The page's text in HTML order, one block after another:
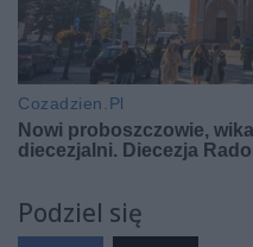
Podziel się